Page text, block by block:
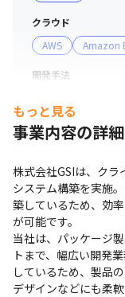
クラウド
AWS
Amazon
開発手法
もっと見る
事業内容の詳細
株式会社GSIは、クラ
システム構築を実施
築しているため、効
が可能です。
当社は、パッケージ
トまで、幅広い開発
しているため、製品
デザインなどにも柔